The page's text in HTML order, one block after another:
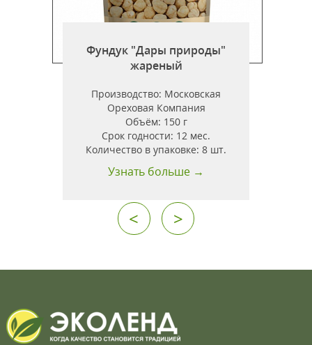
Фундук "Дары природы"
жареный
Производство: Московская
Ореховая Компания
Объём: 150 г
Срок годности: 12 мес.
Количество в упаковке:8 шт.
Узнать больше →
< >